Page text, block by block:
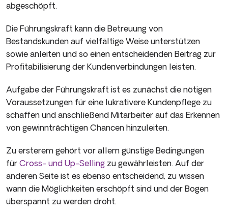
abgeschöpft.
Die Führungskraft kann die Betreuung von
Bestandskunden auf vielfältige Weise unterstützen
sowie anleiten und so einen entscheidenden Beitrag zur
Profitabilisierung der Kundenverbindungen leisten.
Aufgabe der Führungskraft ist es zunächst die nötigen
Voraussetzungen für eine lukrativere Kundenpflege zu
schaffen und anschließend Mitarbeiter auf das Erkennen
von gewinnträchtigen Chancen hinzuleiten.
Zu ersterem gehört vor allem günstige Bedingungen
für Cross- und Up-Selling zu gewährleisten. Auf der
anderen Seite ist es ebenso entscheidend, zu wissen
wann die Möglichkeiten erschöpft sind und der Bogen
überspannt zu werden droht.